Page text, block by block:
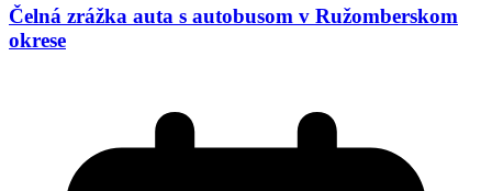
Čelná zrážka auta s autobusom v Ružomberskom
okrese